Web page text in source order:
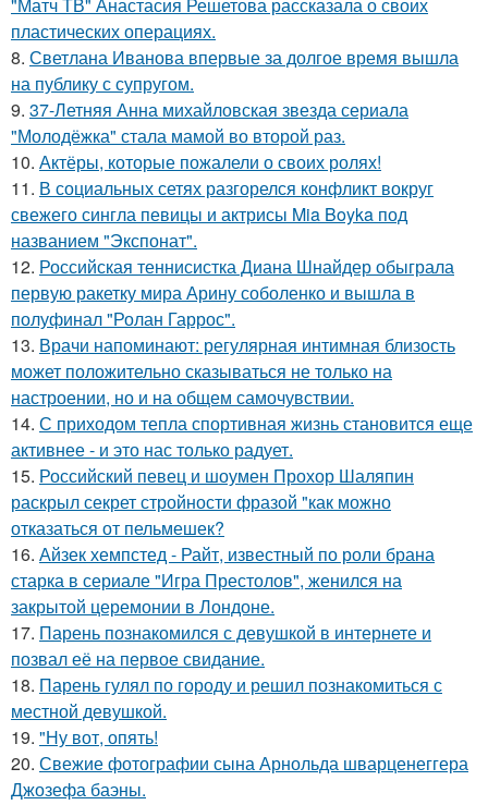
пластических операциях.
8. Светлана Иванова впервые за долгое время вышла
на публику с супругом.
9. 37-Летняя Анна михайловская звезда сериала
"Молодёжка" стала мамой во второй раз.
10. Актёры, которые пожалели о своих ролях!
11. В социальных сетях разгорелся конфликт вокруг
свежего сингла певицы и актрисы Mia Boyka под
названием "Экспонат".
12. Российская теннисистка Диана Шнайдер обыграла
первую ракетку мира Арину соболенко и вышла в
полуфинал "Ролан Гаррос".
13. Врачи напоминают: регулярная интимная близость
может положительно сказываться не только на
настроении, но и на общем самочувствии.
14. С приходом тепла спортивная жизнь становится еще
активнее - и это нас только радует.
15. Российский певец и шоумен Прохор Шаляпин
раскрыл секрет стройности фразой "как можно
отказаться от пельмешек?
16. Айзек хемпстед - Райт, известный по роли брана
старка в сериале "Игра Престолов", женился на
закрытой церемонии в Лондоне.
17. Парень познакомился с девушкой в интернете и
позвал её на первое свидание.
18. Парень гулял по городу и решил познакомиться с
местной девушкой.
19. "Ну вот, опять!
20. Свежие фотографии сына Арнольда шварценеггера
Джозефа баэны.